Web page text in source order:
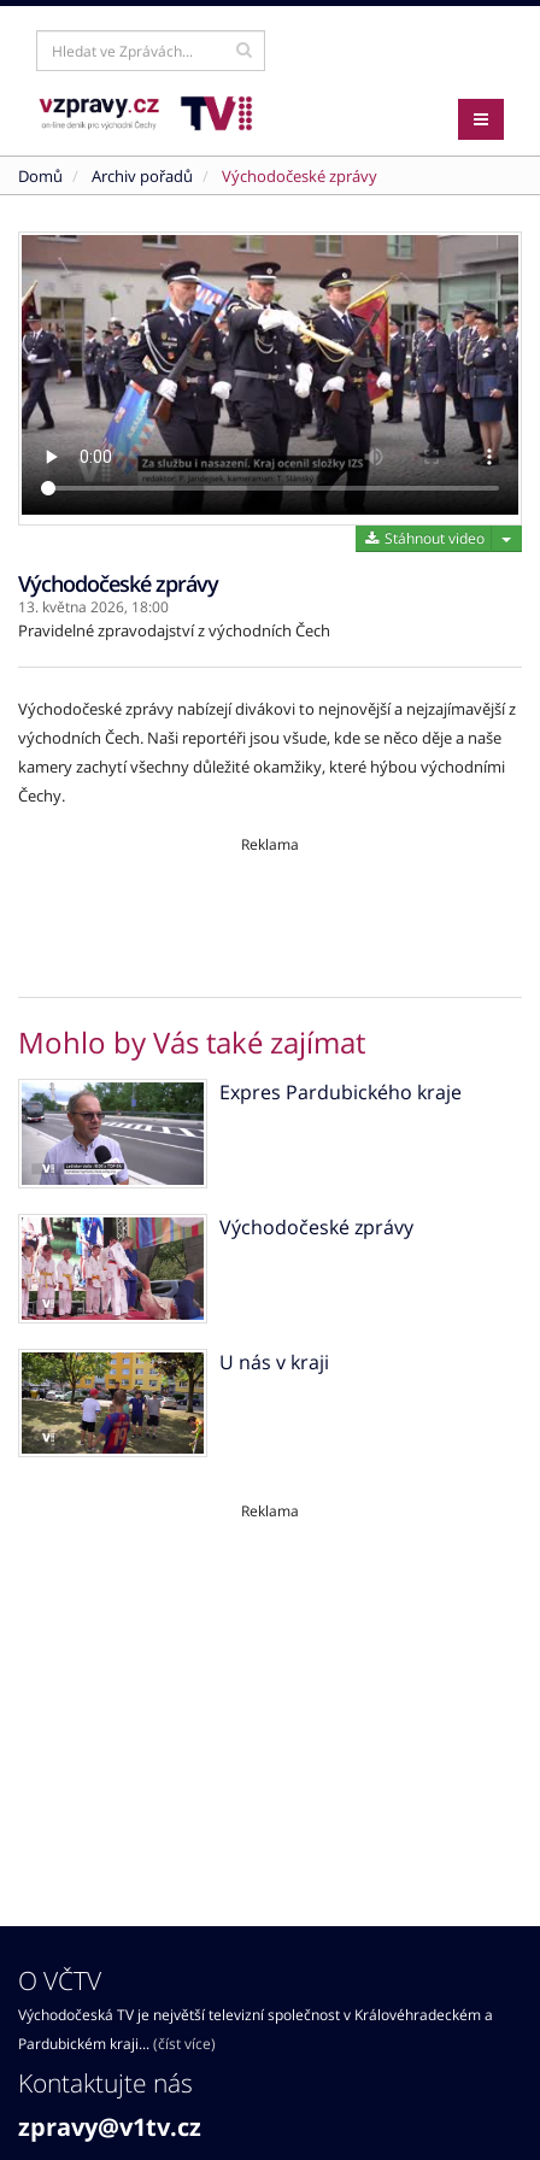
Domů Archiv pořadů Východočeské zprávy
Stáhnout video
Východočeské zprávy
13. května 2026, 18:00
Pravidelné zpravodajství z východních Čech
Východočeské zprávy nabízejí divákovi to nejnovější a nejzajímavější z
východních Čech. Naši reportéři jsou všude, kde se něco děje a naše
kamery zachytí všechny důležité okamžiky, které hýbou východními
Čechy.
Reklama
Mohlo by Vás také zajímat
Expres Pardubického kraje
Východočeské zprávy
U nás v kraji
Reklama
O VČTV
Východočeská TV je největší televizní společnost v Královéhradeckém a
Pardubickém kraji...(číst více)
Kontaktujte nás
zpravy@v1tv.cz